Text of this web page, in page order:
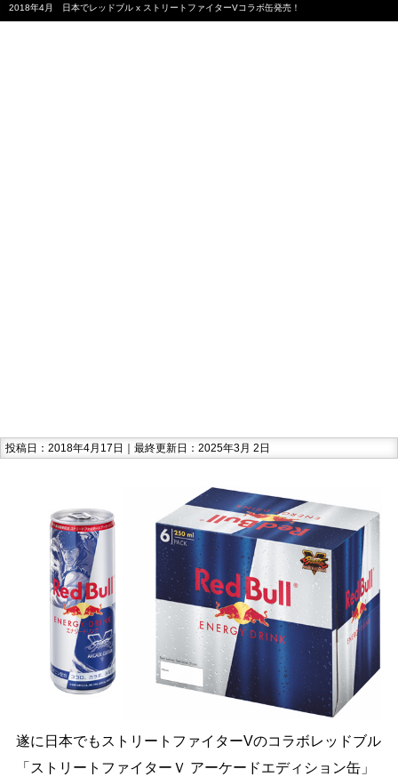
2018年4月 日本でレッドブル x ストリートファイターVコラボ缶発売！
投稿日：2018年4月17日｜最終更新日：2025年3月 2日
遂に日本でもストリートファイターVのコラボレッドブル
「ストリートファイターＶ アーケードエディション缶」